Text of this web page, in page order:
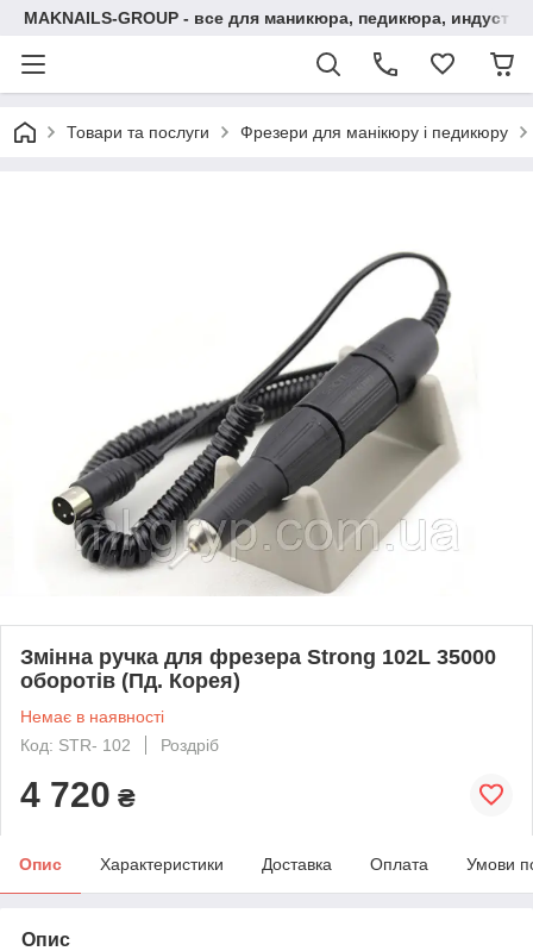
MAKNAILS-GROUP - все для маникюра, педикюра,
Товари та послуги Фрезери для манікюру і педикюру
Змінна ручка для фрезера Strong 102L 35000
оборотів (Пд. Корея)
Немає в наявності
Код: STR- 102
Роздріб
4 720 ₴
Опис Характеристики Доставка Оплата Умови
Опис